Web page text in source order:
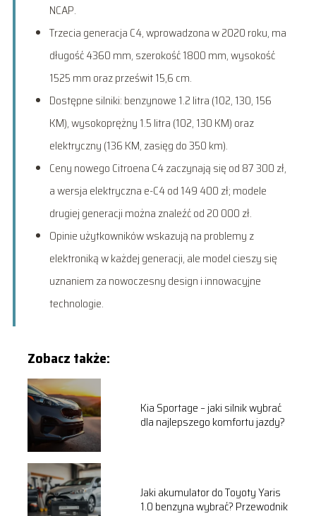
NCAP.
Trzecia generacja C4, wprowadzona w 2020 roku, ma
długość 4360 mm, szerokość 1800 mm, wysokość
1525 mm oraz prześwit 15,6 cm.
Dostępne silniki: benzynowe 1.2 litra (102, 130, 156
KM), wysokoprężny 1.5 litra (102, 130 KM) oraz
elektryczny (136 KM, zasięg do 350 km).
Ceny nowego Citroena C4 zaczynają się od 87 300 zł,
a wersja elektryczna e-C4 od 149 400 zł; modele
drugiej generacji można znaleźć od 20 000 zł.
Opinie użytkowników wskazują na problemy z
elektroniką w każdej generacji, ale model cieszy się
uznaniem za nowoczesny design i innowacyjne
technologie.
Zobacz także:
Kia Sportage – jaki silnik wybrać
dla najlepszego komfortu jazdy?
Jaki akumulator do Toyoty Yaris
1.0 benzyna wybrać? Przewodnik